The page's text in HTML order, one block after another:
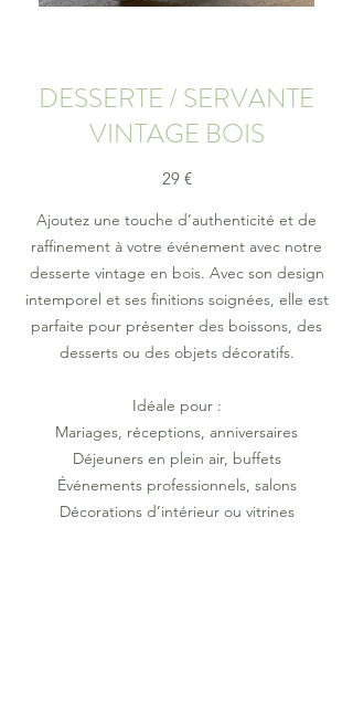
DESSERTE / SERVANTE
VINTAGE BOIS
29 €
Ajoutez une touche d’authenticité et de
raffinement à votre événement avec notre
desserte vintage en bois. Avec son design
intemporel et ses finitions soignées, elle est
parfaite pour présenter des boissons, des
desserts ou des objets décoratifs.
Idéale pour :
Mariages, réceptions, anniversaires
Déjeuners en plein air, buffets
Événements professionnels, salons
Décorations d’intérieur ou vitrines